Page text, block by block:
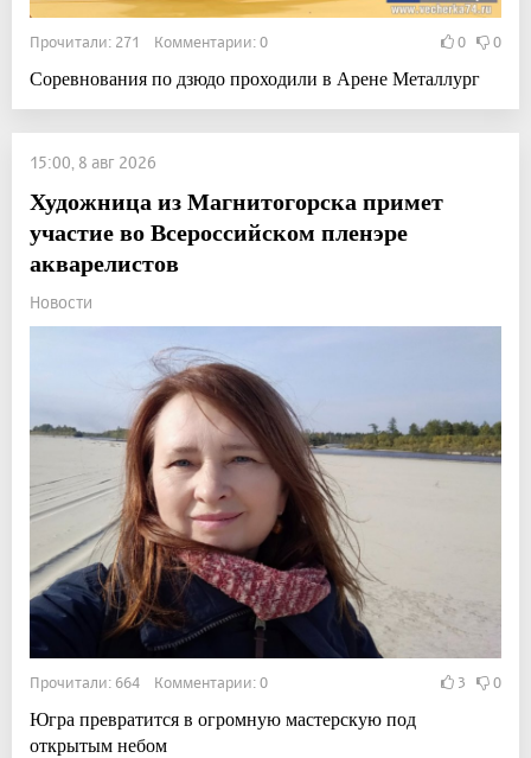
Прочитали: 271 Комментарии: 0 0 0
Соревнования по дзюдо проходили в Арене Металлург
15:00, 8 авг 2026
Художница из Магнитогорска примет
участие во Всероссийском пленэре
акварелистов
Новости
Прочитали: 664 Комментарии: 0 3 0
Югра превратится в огромную мастерскую под
открытым небом